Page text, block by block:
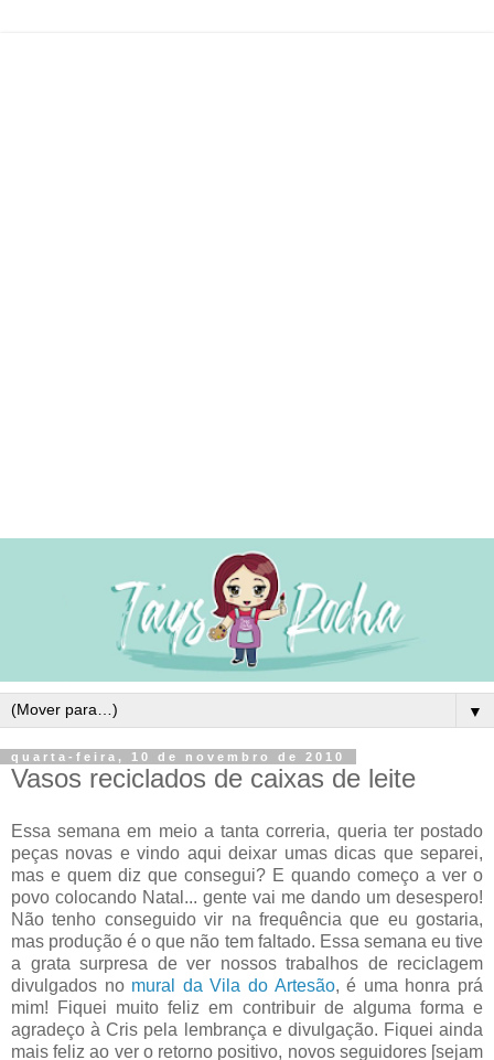
▼
quarta-feira, 10 de novembro de 2010
Vasos reciclados de caixas de leite
Essa semana em meio a tanta correria, queria ter postado
peças novas e vindo aqui deixar umas dicas que separei,
mas e quem diz que consegui? E quando começo a ver o
povo colocando Natal... gente vai me dando um desespero!
Não tenho conseguido vir na frequência que eu gostaria,
mas produção é o que não tem faltado. Essa semana eu tive
a grata surpresa de ver nossos trabalhos de reciclagem
divulgados no mural da Vila do Artesão, é uma honra prá
mim! Fiquei muito feliz em contribuir de alguma forma e
agradeço à Cris pela lembrança e divulgação. Fiquei ainda
mais feliz ao ver o retorno positivo, novos seguidores [sejam